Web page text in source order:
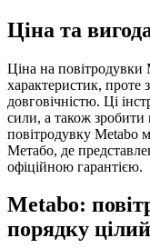
Ціна та
Ціна на повітродувки
характеристик, проте
довговічністю. Ці
сили, а також
повітродувку Metabo
Метабо, де
офіційною гарантією.
Metabo:
порядку